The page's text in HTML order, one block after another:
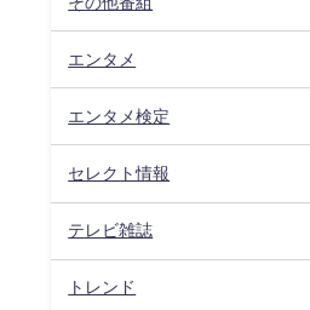
エンタメ
エンタメ検定
セレクト情報
テレビ雑誌
トレンド